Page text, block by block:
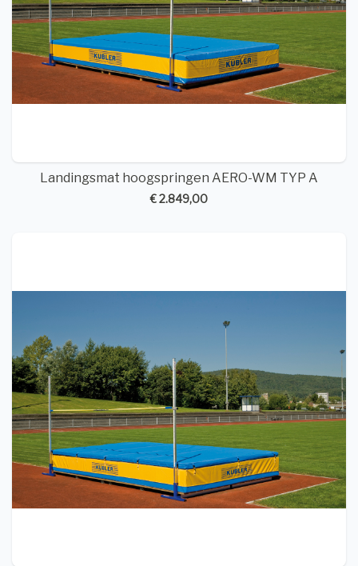
Landingsmat hoogspringen AERO-WM TYP A
€ 2.849,00